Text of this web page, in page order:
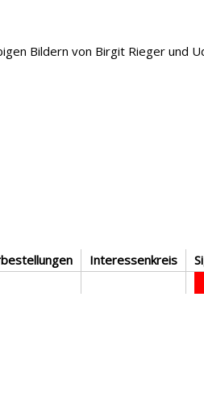
Bildern von Birgit Rieger und
Interessenkreis